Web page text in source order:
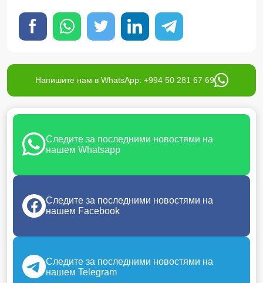
Напишите нам в WhatsApp: +994 50 281 67 69
Следите за последними новостями на
нашем Whatsapp
Следите за последними новостями на
нашем Facebook
Следите за последними новостями на
нашем Telegram